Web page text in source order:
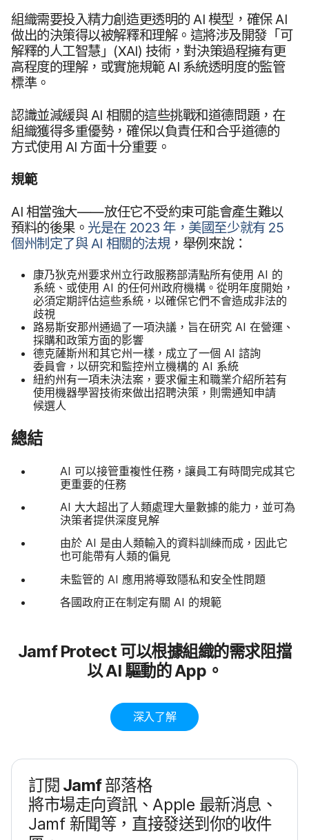
組織​需要​投入​精力​創造​更​透明​的 AI 模型，​確保AI
做出​的​決策得​以​被​解釋​和​理解。​這​將​涉及​開發​「可​
解釋​的​人工​智慧」​(XAI) 技術，​對​決策​過程​擁有​更​
高程度​的​理解，​或​實施​規範AI 系統​透​明度​的​監管​
標準。
認識​並​減緩​與AI 相關​的​這些​挑戰​和​道德​問題，​在​
組織​獲得​多​重​優勢，​確保​以​負責任​和​合乎​道德​的​
方式​使用 AI 方面​十​分​重要。
規範
AI 相當​強大—​—​放​任它​不受​約束​可能​會​產生​難以​
預料​的​後果。 光​是​在2023 年，​美國​至少​就​有25
個​州​制定​了​與AI 相關​的​法規，​舉例來​說：
康乃狄克州​要求​州​立​行政​服務部​清點​所有​使用 AI 的​
系統、​或​使用 AI 的​任何​州​政府​機構。​從明年度​開始，​
必須​定期​評估​這些​系統，​以確保​它​們​不會​造成​非法​的​
歧視
路易斯安​那州​通過​了​一​項​決議，​旨​在​研究 AI 在​營運、​
採購​和​政策​方面​的​影響
德克薩斯州​和​其​它​州​一樣，​成立​了​一​個 AI 諮詢​
委員會，​以​研究​和​監控​州​立​機構​的 AI 系統
紐約​州​有​一​項​未​決法案，​要求​僱主​和​職業​介紹​所​若​有​
使用​機器​學習​技術來​做出​招聘​決策，​則​需​通知​申請​
候選人
總結
AI 可以​接管​重複性​任務，​讓​員工​有​時間​完成​其它​
更​重要​的​任務
AI 大大​超出​了​人類​處理​大量​數據​的​能力，​並​可​為​
決策​者​提供​深度​見​解
由於AI 是​由​人類​輸入​的​資料​訓練​而成，​因此​它​
也​可能​帶​有​人類​的​偏見
未​監管​的 AI 應用​將​導致​隱私​和​安全性​問題
各​國​政府​正在​制定​有關 AI 的​規範
Jamf Protect 可以​根據​組織​的​需求​阻擋​
以AI驅動​的App 。
深入​了​解
訂閱 Jamf部​落格
將​市場​走向​資訊、Apple 最​新​消息、
Jamf 新聞​等，​直接​發送​到​你​的​收件​